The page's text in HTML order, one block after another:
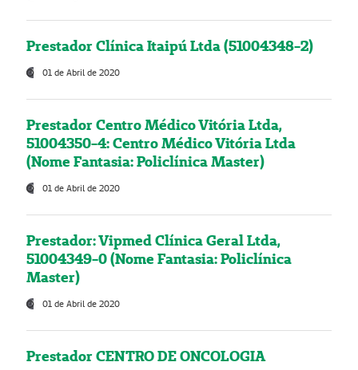
Prestador Clínica Itaipú Ltda (51004348-2)
01 de Abril de 2020
Prestador Centro Médico Vitória Ltda,
51004350-4: Centro Médico Vitória Ltda
(Nome Fantasia: Policlínica Master)
01 de Abril de 2020
Prestador: Vipmed Clínica Geral Ltda,
51004349-0 (Nome Fantasia: Policlínica
Master)
01 de Abril de 2020
Prestador CENTRO DE ONCOLOGIA